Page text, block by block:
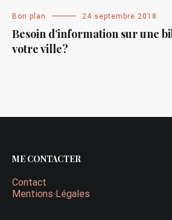
Bon plan 24 septembre 2018
Besoin d’information sur une
votre ville?
ME CONTACTER
Contact
Mentions Légales